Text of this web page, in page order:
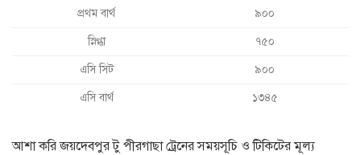
প্রথম বার্থ ৯০০
স্নিগ্ধা ৭৫০
এসি সিট ৯০০
এসি বার্থ ১৩৪৫
আশা করি জয়দেবপুর টু পীরগাছা ট্রেনের সময়সূচি ও টিকিটের মূল্য